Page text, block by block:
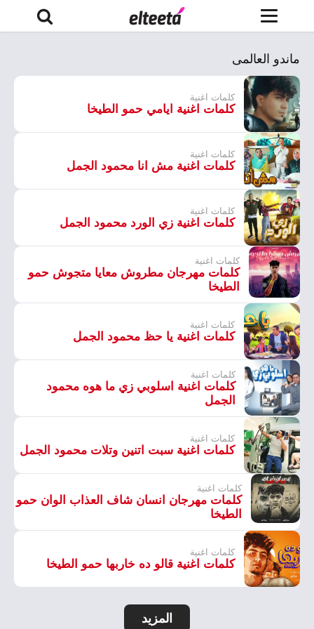
ماندو العالمى
كلمات اغنية
كلمات اغنية ايامي حمو الطيخا
كلمات اغنية
كلمات اغنية مش انا محمود الجمل
كلمات اغنية
كلمات اغنية زي الورد محمود الجمل
كلمات اغنية
كلمات مهرجان مطروش معايا متجوش حمو
الطيخا
كلمات اغنية
كلمات اغنية يا حظ محمود الجمل
كلمات اغنية
كلمات اغنية اسلوبي زي ما هوه محمود
الجمل
كلمات اغنية
كلمات اغنية سبت اتنين وتلات محمود الجمل
كلمات اغنية
كلمات مهرجان انسان شاف العذاب الوان حمو
الطيخا
كلمات اغنية
كلمات اغنية قالو ده خاربها حمو الطيخا
المزيد